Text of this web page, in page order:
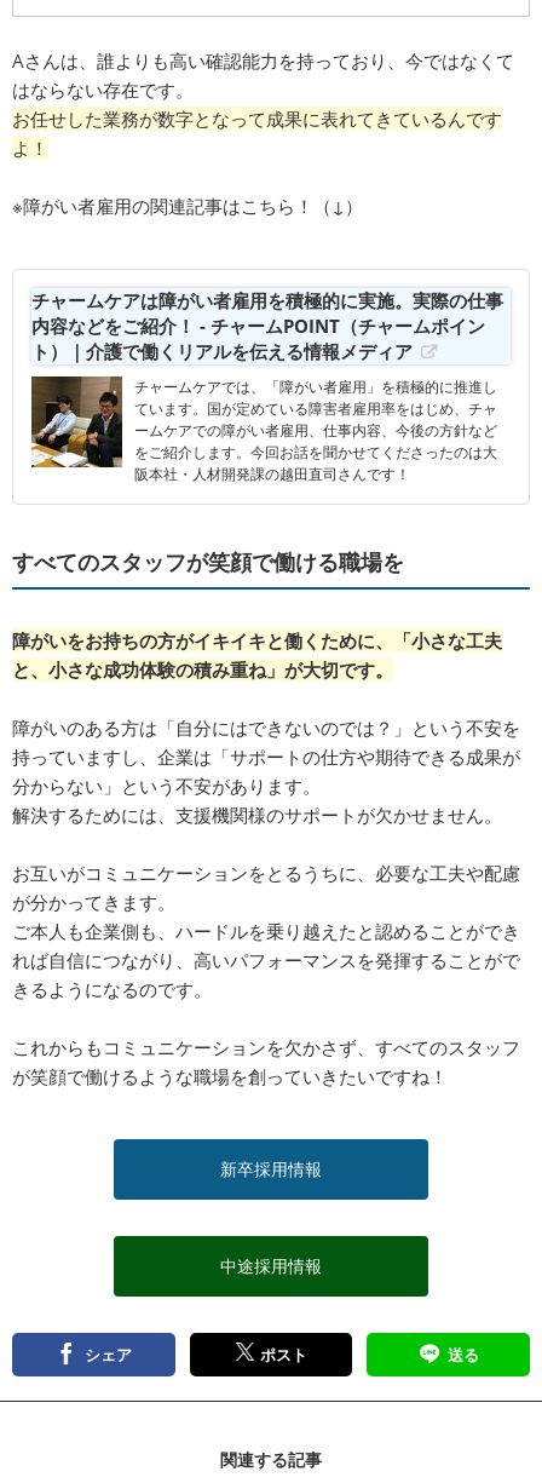
Aさんは、誰よりも高い確認能力を持っており、今ではなくて
はならない存在です。
お任せした業務が数字となって成果に表れてきているんです
よ！
※障がい者雇用の関連記事はこちら！（↓）
チャームケアは障がい者雇用を積極的に実施。実際の仕事
内容などをご紹介！ - チャームPOINT（チャームポイン
ト）｜介護で働くリアルを伝える情報メディア
チャームケアでは、「障がい者雇用」を積極的に推進し
ています。国が定めている障害者雇用率をはじめ、チャ
ームケアでの障がい者雇用、仕事内容、今後の方針など
をご紹介します。今回お話を聞かせてくださったのは大
阪本社・人材開発課の越田直司さんです！
すべてのスタッフが笑顔で働ける職場を
障がいをお持ちの方がイキイキと働くために、「小さな工夫
と、小さな成功体験の積み重ね」が大切です。
障がいのある方は「自分にはできないのでは？」という不安を
持っていますし、企業は「サポートの仕方や期待できる成果が
分からない」という不安があります。
解決するためには、支援機関様のサポートが欠かせません。
お互いがコミュニケーションをとるうちに、必要な工夫や配慮
が分かってきます。
ご本人も企業側も、ハードルを乗り越えたと認めることができ
れば自信につながり、高いパフォーマンスを発揮することがで
きるようになるのです。
これからもコミュニケーションを欠かさず、すべてのスタッフ
が笑顔で働けるような職場を創っていきたいですね！
新卒採用情報
中途採用情報
シェア ポスト 送る
関連する記事